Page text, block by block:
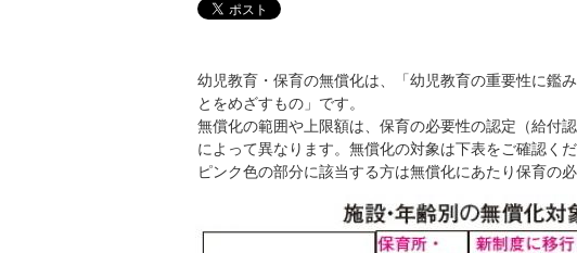
幼児教育・保育の無償化は、「幼児教育の重要性に鑑
とをめざすもの」です。
無償化の範囲や上限額は、保育の必要性の認定（給付
によって異なります。無償化の対象は下表をご確認くだ
ピンク色の部分に該当する方は無償化にあたり保育の